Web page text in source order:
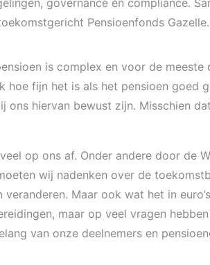
governance en compliance.
Pensioenfonds Gazelle.
is complex en voor de
hoe fijn het is als het pensioen goed
ons hiervan bewust zijn. Misschien
op ons af. Onder andere door de
wij nadenken over de
Maar ook wat het in
maar op veel vragen
van onze deelnemers en